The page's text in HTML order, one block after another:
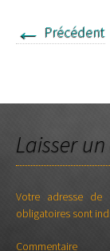
← Précédent
Laisser
Votre adresse de
obligatoires sont
Commentaire